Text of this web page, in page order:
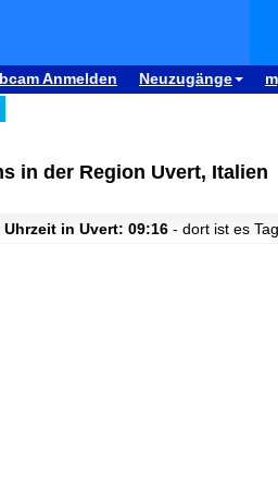
Anmelden Neuzugänge
in der Region Uvert, Italien
in Uvert: 09:16 - dort ist es